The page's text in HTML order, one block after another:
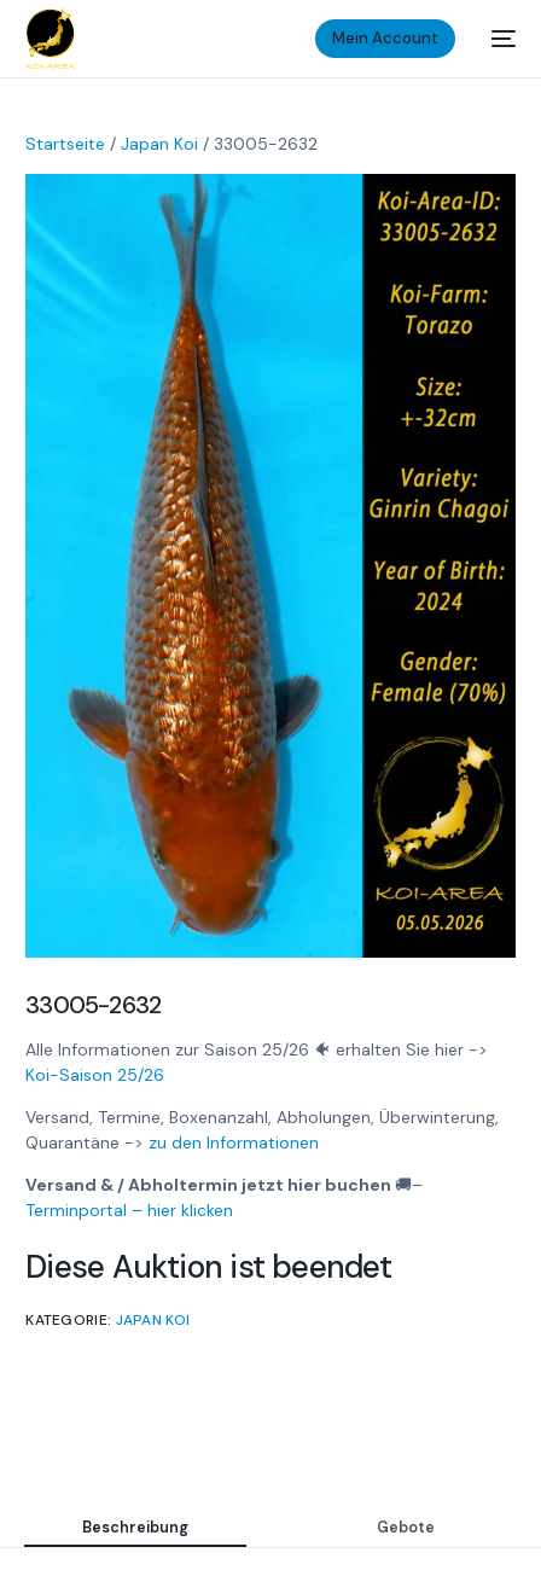
Mein Account
Startseite /Japan Koi / 33005-2632
33005-2632
Alle Informationen zur Saison 25/26 🐠 erhalten Sie hier ->
Koi-Saison 25/26
Versand, Termine, Boxenanzahl, Abholungen, Überwinterung,
Quarantäne -> zu den Informationen
Versand & / Abholtermin jetzt hier buchen 🚚–
Terminportal – hier klicken
Diese Auktion ist beendet
KATEGORIE: JAPAN KOI
Beschreibung Gebote